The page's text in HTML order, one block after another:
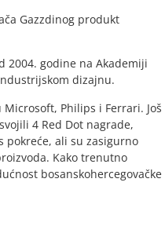
Gazzdinog produkt
2004. godine na Akademiji
dizajnu.
Philips i Ferrari. Još
4 Red Dot nagrade,
ali su zasigurno
Kako trenutno
bosanskohercegovačke